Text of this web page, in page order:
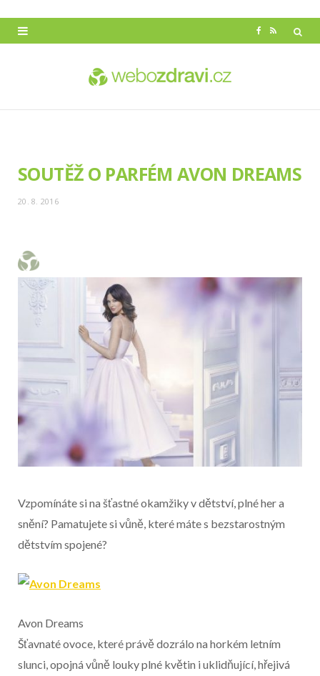
R
SOUTĚŽ O PARFÉM AVON DREAMS
20. 8. 2016
Vzpomínáte si na šťastné okamžiky v dětství, plné her a
snění? Pamatujete si vůně, které máte s bezstarostným
dětstvím spojené?
Začátek reklamy
Avon Dreams
Šťavnaté ovoce, které právě dozrálo na horkém letním
slunci, opojná vůně louky plné květin i uklidňující, hřejivá